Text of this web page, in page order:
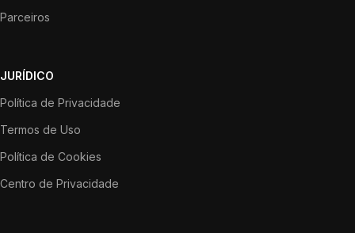
Parceiros
JURÍDICO
Política de Privacidade
Termos de Uso
Política de Cookies
Centro de Privacidade